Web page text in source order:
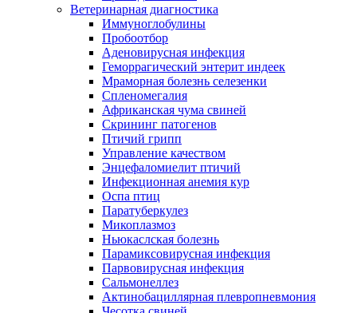
Ветеринарная диагностика
Иммуноглобулины
Пробоотбор
Аденовирусная инфекция
Геморрагический энтерит индеек
Мраморная болезнь селезенки
Спленомегалия
Африканская чума свиней
Скрининг патогенов
Птичий грипп
Управление качеством
Энцефаломиелит птичий
Инфекционная анемия кур
Оспа птиц
Паратуберкулез
Микоплазмоз
Ньюкаслская болезнь
Парамиксовирусная инфекция
Парвовирусная инфекция
Сальмонеллез
Актинобациллярная плевропневмония